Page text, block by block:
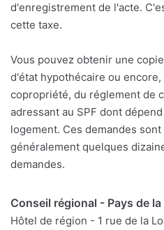
d'enregistrement de l'acte.
cette taxe.
Vous pouvez obtenir une
d'état hypothécaire ou encore,
copropriété, du réglement de
adressant au SPF dont
logement. Ces demandes
généralement quelques
demandes.
Conseil régional - Pays de la
Hôtel de région - 1 rue de la